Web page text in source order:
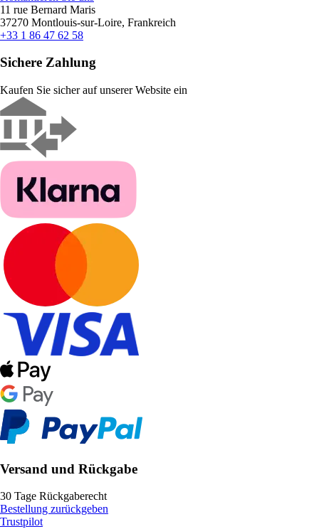
11 rue Bernard Maris
37270 Montlouis-sur-Loire, Frankreich
+33 1 86 47 62 58
Sichere Zahlung
Kaufen Sie sicher auf unserer Website ein
Versand und Rückgabe
30 Tage Rückgaberecht
Bestellung zurückgeben
Trustpilot